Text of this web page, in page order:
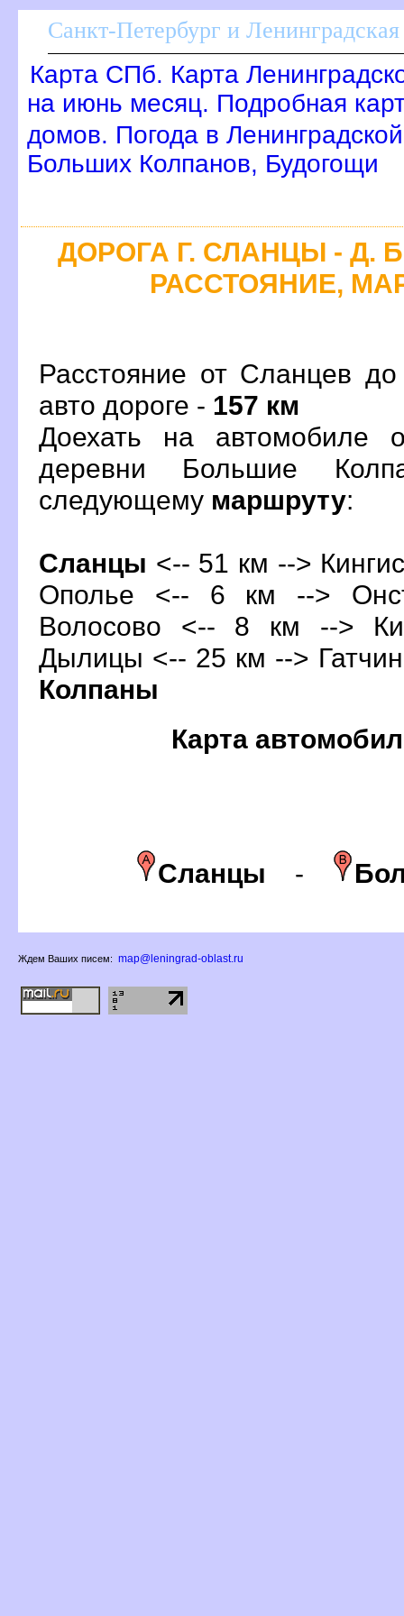
Санкт-Петербург и Ленинградская
Карта СПб. Карта
на июнь месяц. Подробная
домов. Погода в
Больших Колпанов, Будогощи
ДОРОГА Г. СЛАНЦЫ - Д.
РАССТОЯНИЕ,
Расстояние от Сланцев
авто дороге - 157 км
Доехать на автомобиле
деревни Большие
следующему маршруту:
Сланцы <-- 51 км -->
Ополье <-- 6 км -->
олосово <-- 8 км -->
Дылицы <-- 25 км -->
Колпаны
Карта
Сланцы -
Ждем Ваших писем: map@leningrad-oblast.ru